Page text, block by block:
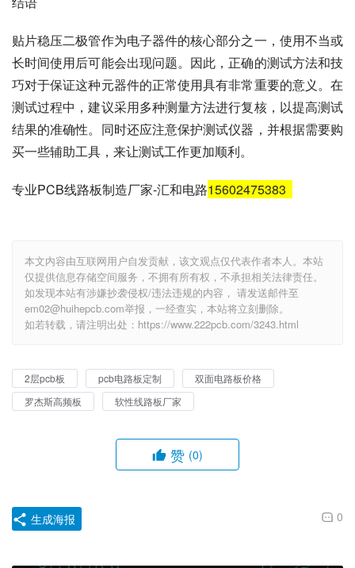
贴片稳压二极管作为电子器件的核心部分之一，使用不当或
长时间使用后可能会出现问题。因此，正确的测试方法和技
巧对于保证这种元器件的正常使用具有非常重要的意义。在
测试过程中，建议采用多种测量方法进行复核，以提高测试
结果的准确性。同时还应注意保护测试仪器，并根据需要购
买一些辅助工具，来让测试工作更加顺利。
专业PCB线路板制造厂家-汇和电路15602475383
本文内容由互联网用户自发贡献，该文观点仅代表作者本人。本站
仅提供信息存储空间服务，不拥有所有权，不承担相关法律责任。
如发现本站有涉嫌抄袭侵权/违法违规的内容， 请发送邮件至
em02@huihepcb.com举报，一经查实，本站将立刻删除。
如若转载，请注明出处：https://www.222pcb.com/3243.html
2层pcb板 pcb电路板定制
双面电路板价格
罗杰斯高频板
软性线路板厂家
赞 (0)
0
生成海报